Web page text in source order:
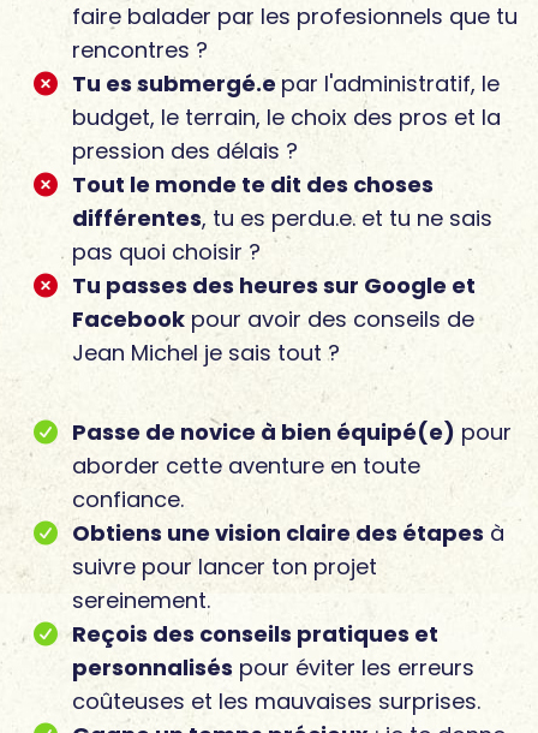
faire balader par les profesionnels que tu
rencontres ?
Tu es submergé.e par l'administratif, le
budget, le terrain, le choix des pros et la
pression des délais ?
Tout le monde te dit des choses
différentes, tu es perdu.e. et tu ne sais
pas quoi choisir ?
Tu passes des heures sur Google et
Facebook pour avoir des conseils de
Jean Michel je sais tout ?
Passe de novice à bien équipé(e) pour
aborder cette aventure en toute
confiance.
Obtiens une vision claire des étapes à
suivre pour lancer ton projet
sereinement.
Reçois des conseils pratiques et
personnalisés pour éviter les erreurs
coûteuses et les mauvaises surprises.